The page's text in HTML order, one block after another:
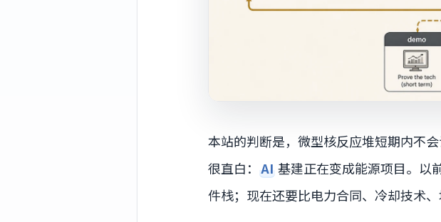
本站的判断是，微型核反应堆短期内不会
很直白： AI 基建正在变成能源项目。以
件栈；现在还要比电力合同、冷却技术、